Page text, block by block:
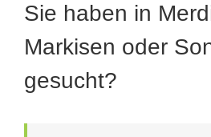
Sie haben in
Markisen oder
gesucht?